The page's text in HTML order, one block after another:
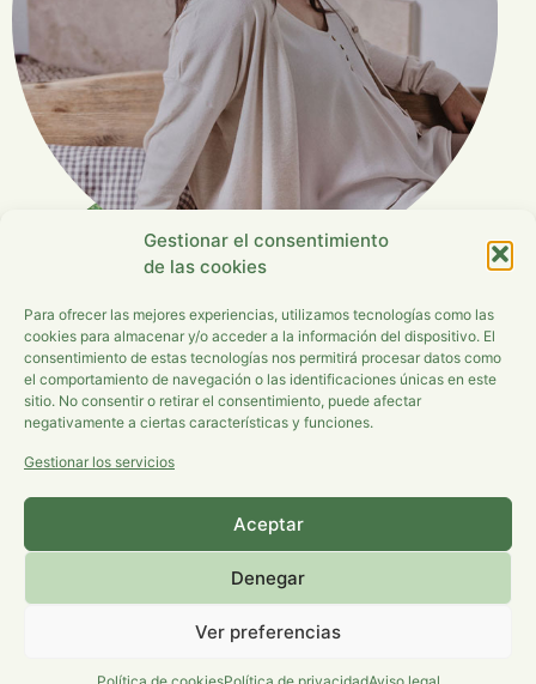
Gestionar el consentimiento
de las cookies
Para ofrecer las mejores experiencias, utilizamos tecnologías como las
cookies para almacenar y/o acceder a la información del dispositivo. El
consentimiento de estas tecnologías nos permitirá procesar datos como
el comportamiento de navegación o las identificaciones únicas en este
sitio. No consentir o retirar el consentimiento, puede afectar
negativamente a ciertas características y funciones.
Gestionar los servicios
Aceptar
Denegar
Ver preferencias
Política de privacidad | Política de cookies